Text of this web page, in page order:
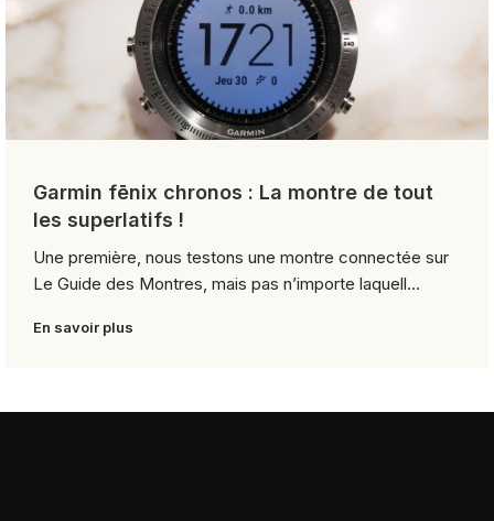
Garmin fēnix chronos : La montre de tout
les superlatifs !
Une première, nous testons une montre connectée sur
Le Guide des Montres, mais pas n’importe laquell...
En savoir plus